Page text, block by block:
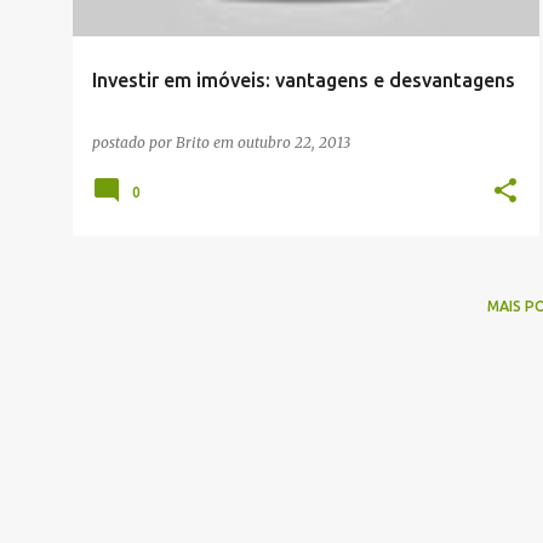
Investir em imóveis: vantagens e desvantagens
postado por Brito em outubro 22, 2013
0
MAIS